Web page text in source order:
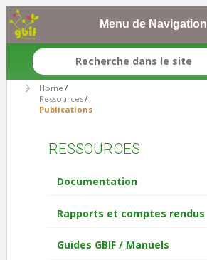
Menu de Navigation
SEARCH FORM
Search
Home /
Ressources/
Publications
RESSOURCES
Documentation
Rapports et comptes rendus
Guides GBIF / Manuels